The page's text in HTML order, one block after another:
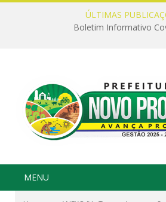
ÚLTIMAS
Boletim Informativo
MENU